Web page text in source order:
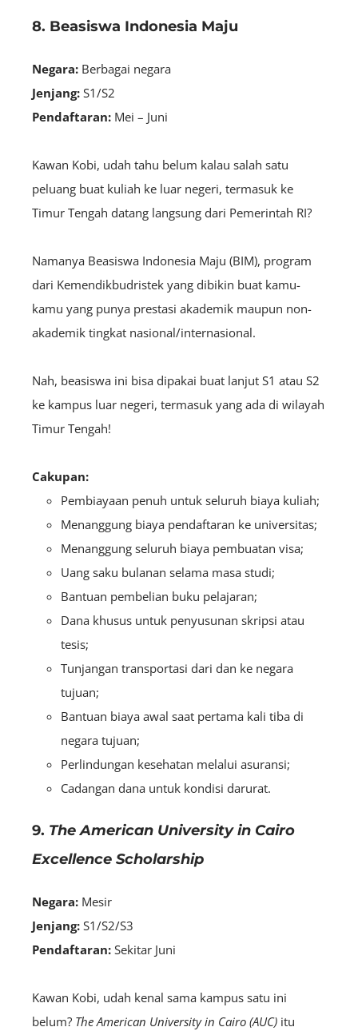
8. Beasiswa Indonesia Maju
Negara: Berbagai negara
Jenjang: S1/S2
Pendaftaran: Mei – Juni
Kawan Kobi, udah tahu belum kalau salah satu
peluang buat kuliah ke luar negeri, termasuk ke
Timur Tengah datang langsung dari Pemerintah RI?
Namanya Beasiswa Indonesia Maju (BIM), program
dari Kemendikbudristek yang dibikin buat kamu-
kamu yang punya prestasi akademik maupun non-
akademik tingkat nasional/internasional.
Nah, beasiswa ini bisa dipakai buat lanjut S1 atau S2
ke kampus luar negeri, termasuk yang ada di wilayah
Timur Tengah!
Cakupan:
Pembiayaan penuh untuk seluruh biaya kuliah;
Menanggung biaya pendaftaran ke universitas;
Menanggung seluruh biaya pembuatan visa;
Uang saku bulanan selama masa studi;
Bantuan pembelian buku pelajaran;
Dana khusus untuk penyusunan skripsi atau
tesis;
Tunjangan transportasi dari dan ke negara
tujuan;
Bantuan biaya awal saat pertama kali tiba di
negara tujuan;
Perlindungan kesehatan melalui asuransi;
Cadangan dana untuk kondisi darurat.
9. The American University in Cairo
Excellence Scholarship
Negara: Mesir
Jenjang: S1/S2/S3
Pendaftaran: Sekitar Juni
Kawan Kobi, udah kenal sama kampus satu ini
belum? The American University in Cairo (AUC) itu